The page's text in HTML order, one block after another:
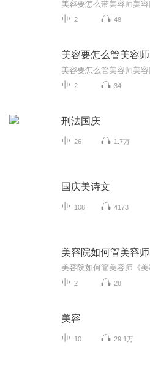
2 48
美容要怎么管美容师
2 34
刑法国庆
26 1.7万
国庆美诗文
108 4173
美容院如何管美容师
2 28
美容
10 29.1万